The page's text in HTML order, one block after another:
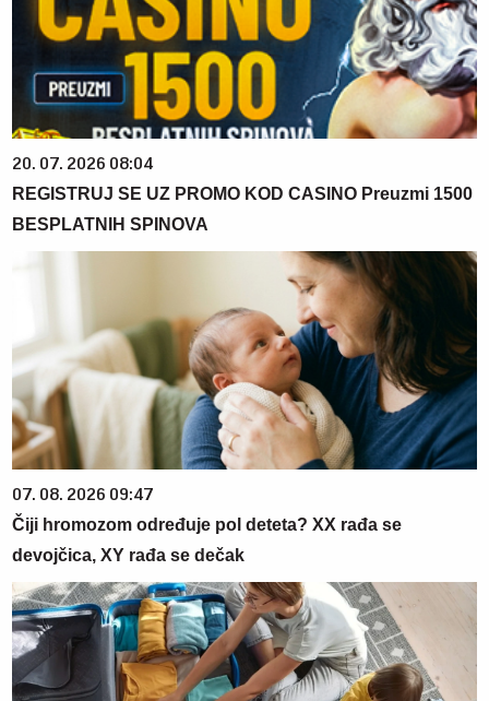
20. 07. 2026 08:04
REGISTRUJ SE UZ PROMO KOD CASINO Preuzmi 1500
BESPLATNIH SPINOVA
07. 08. 2026 09:47
Čiji hromozom određuje pol deteta? XX rađa se
devojčica, XY rađa se dečak